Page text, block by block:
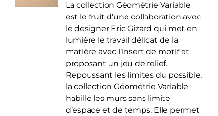
choisies
sur
la
page
du
produit
prix :
35.00 €
à
50.00 €
La collection Géométrie Variable
est le fruit d’une collaboration avec
le designer Eric Gizard qui met en
lumière le travail délicat de la
matière avec l’insert de motif et
proposant un jeu de relief.
Repoussant les limites du possible,
la collection Géométrie Variable
habille les murs sans limite
d’espace et de temps. Elle permet